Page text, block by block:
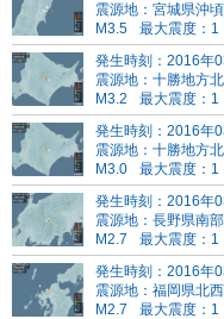
震源地：宮城県沖頃
M3.5
最大震度：1
発生時刻：2016年
震源地：十勝地方
M3.2
最大震度：1
発生時刻：2016年
震源地：十勝地方
M3.0
最大震度：1
発生時刻：2016年
震源地：長野県南
M2.7
最大震度：1
発生時刻：2016年
震源地：福岡県北
M2.7
最大震度：1